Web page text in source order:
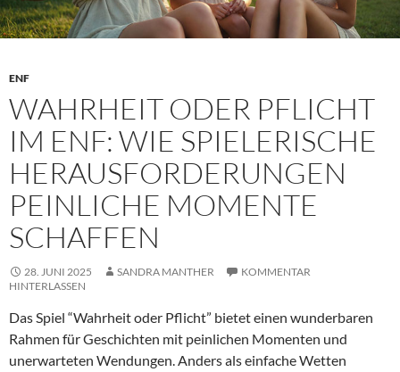
ENF
WAHRHEIT ODER PFLICHT
IM ENF: WIE SPIELERISCHE
HERAUSFORDERUNGEN
PEINLICHE MOMENTE
SCHAFFEN
28. JUNI 2025 SANDRA MANTHER
KOMMENTAR
HINTERLASSEN
Das Spiel “Wahrheit oder Pflicht” bietet einen wunderbaren
Rahmen für Geschichten mit peinlichen Momenten und
unerwarteten Wendungen. Anders als einfache Wetten